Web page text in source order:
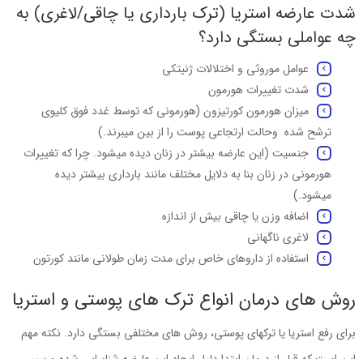
شدت عارضه استریا (ترک بارداری یا چاقی/لاغری) به
چه عواملی بستگی دارد؟
عوامل موروثی و اختلالات ژنیتکی
شدت تغییرات هورمون
میزان هورمون کورتیزون (هورمونی که توسط غدد فوق کلیوی
ترشح شده وحالت ارتجاعی پوست را از بین میبرند.)
جنسیت (این عارضه بیشتر در زنان دیده میشود. چرا که تغییرات
هورمونی در زنان بنا به دلایل مختلف مانند بارداری بیشتر دیده
میشود.)
اضافه وزن یا چاقی بیش از اندازه
لاغری ناگهانی
استفاده از داروهای خاص برای مدت زمان طولانی مانند کورتون
روش های درمان انواع ترک های پوستی و استریا
برای رفع استریا یا ترکهای پوستی، روش های مختلفی بستگی دارد. نکته مهم